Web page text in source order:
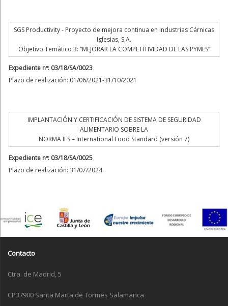
SGS Productivity - Proyecto de mejora continua en Industrias Cárnicas
Iglesias, S.A.
Objetivo Temático 3: “MEJORAR LA COMPETITIVIDAD DE LAS PYMES”
Expediente nº: 03/18/SA/0023
Plazo de realización: 01/06/2021-31/10/2021
IMPLANTACIÓN Y CERTIFICACIÓN DE SISTEMA DE SEGURIDAD
ALIMENTARIO SOBRE LA
NORMA IFS – International Food Standard (versión 7)
Expediente nº: 03/18/SA/0025
Plazo de realización: 31/07/2024
Contacto
Ctra. de Madrid, 5
CP37900 Santa Marta de Tormes Salamanca